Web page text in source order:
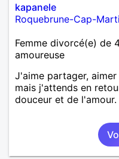
kapanele
Roquebrune-Cap-
Femme divorcé(e) de
amoureuse
J'aime partager,
mais j'attends en
douceur et de